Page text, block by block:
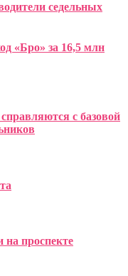
седельных
«Бро» за 16,5 млн
с базовой
на проспекте